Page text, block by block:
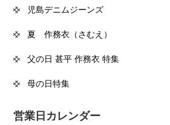
児島デニムジーンズ
夏 作務衣（さむえ）
父の日 甚平 作務衣 特集
母の日特集
営業日カレンダー